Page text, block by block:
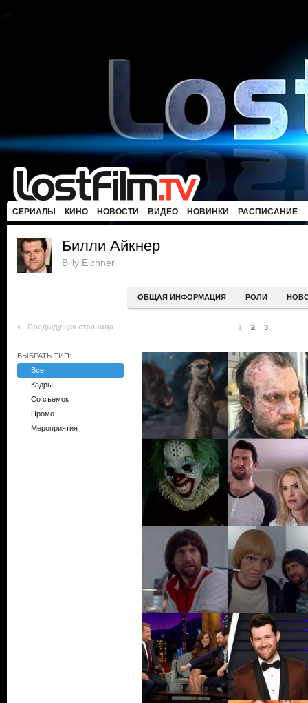
СЕРИАЛЫ КИНО НОВОСТИ ВИДЕО НОВИНКИ РАСПИСАНИЕ
Билли Айкнер
Billy Eichner
ОБЩАЯ ИНФОРМАЦИЯ РОЛИ
Предыдущая страница 1 2 3
ВЫБРАТЬ ТИП:
Все
Кадры
Со съемок
Промо
Мероприятия